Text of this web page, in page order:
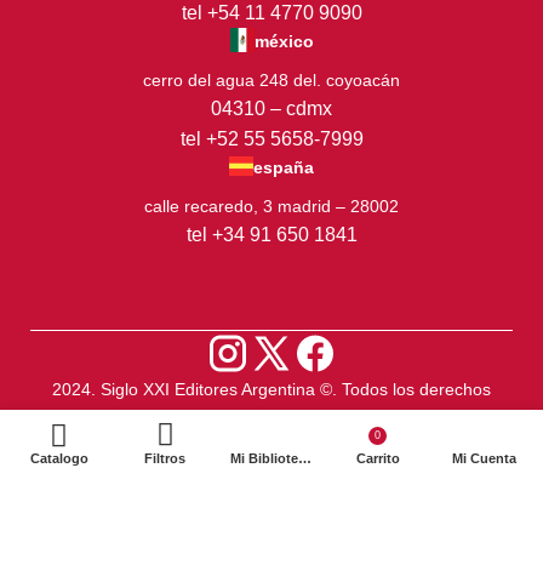
tel +54 11 4770 9090
méxico
cerro del agua 248 del. coyoacán
04310 – cdmx
tel +52 55 5658-7999
españa
calle recaredo, 3 madrid – 28002
tel +34 91 650 1841
2024. Siglo XXI Editores Argentina ©️. Todos los derechos
reservados
Catalogo Filtros Mi Biblioteca
0
Carrito Mi Cuenta